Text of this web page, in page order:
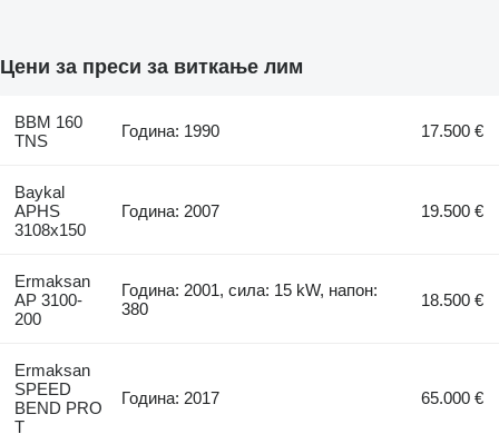
Цени за преси за виткање лим
BBM 160
TNS
Година: 1990 17.500 €
Baykal
APHS
3108x150
Година: 2007 19.500 €
Ermaksan
AP 3100-
200
Година: 2001, сила: 15 kW, напон:
380
18.500 €
Ermaksan
SPEED
BEND PRO
T
Година: 2017 65.000 €